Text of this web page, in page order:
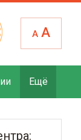
А А
Ещё